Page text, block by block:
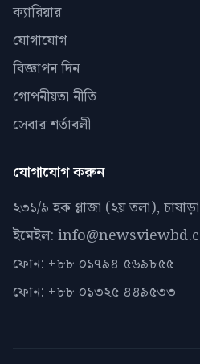
ক্যারিয়ার
যোগাযোগ
বিজ্ঞাপন দিন
গোপনীয়তা নীতি
সেবার শর্তাবলী
যোগাযোগ করুন
২৩১/৯ হক প্লাজা (২য় তলা),
ইমেইল:
ফোন: +৮৮ ০১৭৯৪ ৫৬৯৮৫৫
ফোন: +৮৮ ০১৩২৫ ৪৪৯৫৩৩